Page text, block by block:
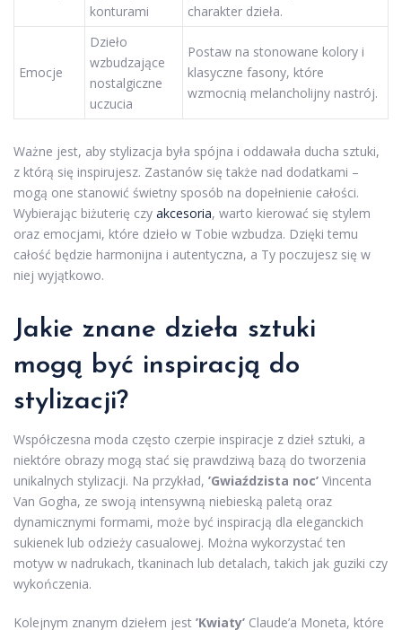
konturami
charakter dzieła.
Emocje
Dzieło
wzbudzające
nostalgiczne
uczucia
Postaw na stonowane kolory i
klasyczne fasony, które
wzmocnią melancholijny nastrój.
Ważne jest, aby stylizacja była spójna i oddawała ducha sztuki,
z którą się inspirujesz. Zastanów się także nad dodatkami –
mogą one stanowić świetny sposób na dopełnienie całości.
Wybierając biżuterię czy akcesoria, warto kierować się stylem
oraz emocjami, które dzieło w Tobie wzbudza. Dzięki temu
całość będzie harmonijna i autentyczna, a Ty poczujesz się w
niej wyjątkowo.
Jakie znane dzieła sztuki
mogą być inspiracją do
stylizacji?
Współczesna moda często czerpie inspiracje z dzieł sztuki, a
niektóre obrazy mogą stać się prawdziwą bazą do tworzenia
unikalnych stylizacji. Na przykład, ’Gwiaździsta noc’ Vincenta
Van Gogha, ze swoją intensywną niebieską paletą oraz
dynamicznymi formami, może być inspiracją dla eleganckich
sukienek lub odzieży casualowej. Można wykorzystać ten
motyw w nadrukach, tkaninach lub detalach, takich jak guziki czy
wykończenia.
Kolejnym znanym dziełem jest ’Kwiaty’ Claude’a Moneta, które